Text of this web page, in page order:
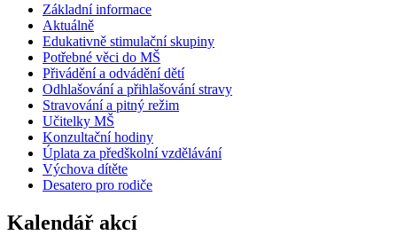
Základní informace
Aktuálně
Edukativně stimulační skupiny
Potřebné věci do MŠ
Přivádění a odvádění dětí
Odhlašování a přihlašování stravy
Stravování a pitný režim
Učitelky MŠ
Konzultační hodiny
Úplata za předškolní vzdělávání
Výchova dítěte
Desatero pro rodiče
Kalendář akcí